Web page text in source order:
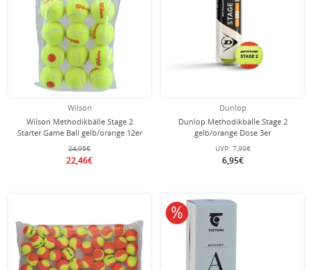
Wilson
Wilson Methodikbälle Stage 2
Starter Game Ball gelb/orange 12er
Beutel
24,95€
22,46€
Dunlop
Dunlop Methodikbälle Stage 2
gelb/orange Dose 3er
UVP: 7,99€
6,95€
10% reduziert